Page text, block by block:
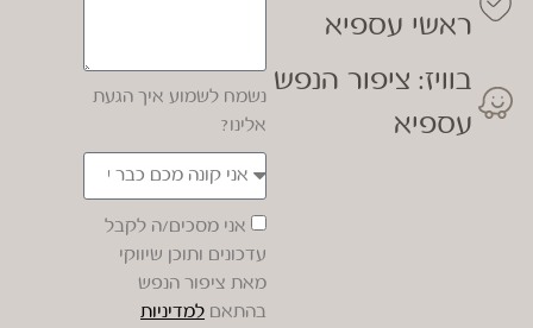
ראשי עספיא
בוויז: ציפור הנפש
עספיא
נשמח לשמוע איך הגעת
אלינו?
אני מסכים/ה לקבל
עדכונים ותוכן שיווקי
מאת ציפור הנפש
בהתאם למדיניות